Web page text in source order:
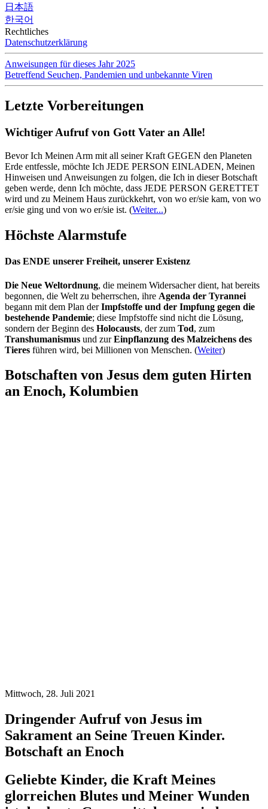
日本語
한국어
Rechtliches
Datenschutzerklärung
Anweisungen für dieses Jahr 2025
Betreffend Seuchen, Pandemien und unbekannte Viren
Letzte Vorbereitungen
Wichtiger Aufruf von Gott Vater an Alle!
Bevor Ich Meinen Arm mit all seiner Kraft GEGEN den Planeten
Erde entfessle, möchte Ich JEDE PERSON EINLADEN, Meinen
Hinweisen und Anweisungen zu folgen, die Ich in dieser Botschaft
geben werde, denn Ich möchte, dass JEDE PERSON GERETTET
wird und zu Meinem Haus zurückkehrt, von wo er/sie kam, von wo
er/sie ging und von wo er/sie ist. (Weiter...)
Höchste Alarmstufe
Das ENDE unserer Freiheit, unserer Existenz
Die Neue Weltordnung, die meinem Widersacher dient, hat bereits
begonnen, die Welt zu beherrschen, ihre Agenda der Tyrannei
begann mit dem Plan derImpfstoffe und der Impfung gegen die
bestehende Pandemie; diese Impfstoffe sind nicht die Lösung,
sondern der Beginn des Holocausts, der zum Tod, zum
Transhumanismus und zurEinpflanzung des Malzeichens des
Tieres führen wird, bei Millionen von Menschen. (Weiter)
Botschaften von Jesus dem guten Hirten
an Enoch, Kolumbien
Mittwoch, 28. Juli 2021
Dringender Aufruf von Jesus im
Sakrament an Seine Treuen Kinder.
Botschaft an Enoch
Geliebte Kinder, die Kraft Meines
glorreichen Blutes und Meiner Wunden